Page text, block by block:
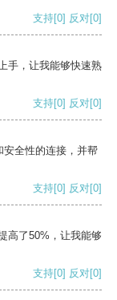
支持[0] 反对[0]
手，让我能够快速熟
支持[0] 反对[0]
全性的连接，并帮
支持[0] 反对[0]
高了50%，让我能够
支持[0] 反对[0]